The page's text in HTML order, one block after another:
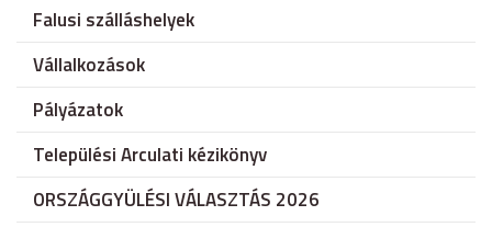
Falusi szálláshelyek
Vállalkozások
Pályázatok
Települési Arculati kézikönyv
ORSZÁGGYÜLÉSI VÁLASZTÁS 2026